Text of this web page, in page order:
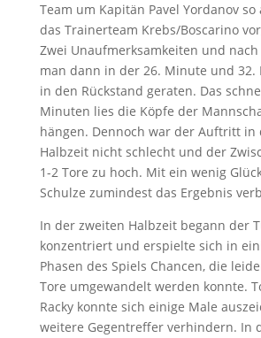
Team um Kapitän Pavel Yordanov so
das Trainerteam Krebs/Boscarino
Zwei Unaufmerksamkeiten und
man dann in der 26. Minute und 32.
in den Rückstand geraten. Das
Minuten lies die Köpfe der
hängen. Dennoch war der Auftritt in
Halbzeit nicht schlecht und der
1-2 Tore zu hoch. Mit ein wenig
Schulze zumindest das Ergebnis
In der zweiten Halbzeit begann der
konzentriert und erspielte sich in
Phasen des Spiels Chancen, die
Tore umgewandelt werden konnte.
Racky konnte sich einige Male
weitere Gegentreffer verhindern. In